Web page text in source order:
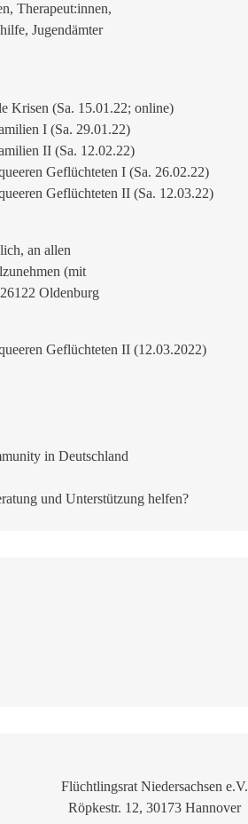
Therapeut:innen,
Jugendämter
Krisen (Sa. 15.01.22; online)
I (Sa. 29.01.22)
II (Sa. 12.02.22)
Geflüchteten I (Sa. 26.02.22)
Geflüchteten II (Sa. 12.03.22)
an allen
(mit
Oldenburg
Geflüchteten II (12.03.2022)
in Deutschland
und Unterstützung helfen?
Flüchtlingsrat Niedersachsen e.V.
Röpkestr. 12, 30173 Hannover